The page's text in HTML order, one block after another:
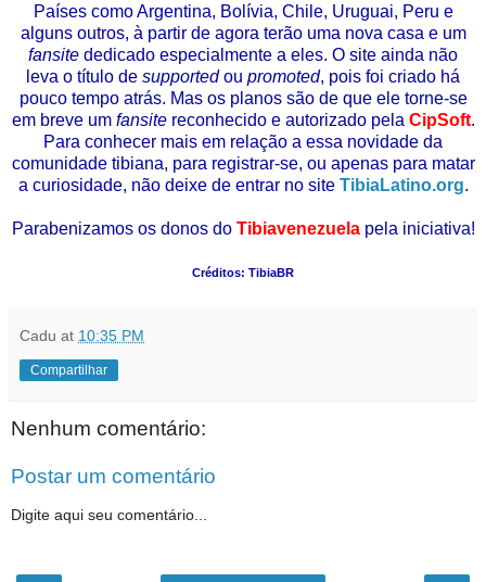
Países como Argentina, Bolívia, Chile, Uruguai, Peru e
alguns outros, à partir de agora terão uma nova casa e um
fansite dedicado especialmente a eles. O site ainda não
leva o título de supportedou promoted, pois foi criado há
pouco tempo atrás. Mas os planos são de que ele torne-se
em breve um fansitereconhecido e autorizado pela CipSoft.
Para conhecer mais em relação a essa novidade da
comunidade tibiana, para registrar-se, ou apenas para matar
a curiosidade, não deixe de entrar no site TibiaLatino.org.
Parabenizamos os donos do Tibiavenezuelapela iniciativa!
Créditos: TibiaBR
Cadu at 10:35 PM
Compartilhar
Nenhum comentário:
Postar um comentário
Digite aqui seu comentário...